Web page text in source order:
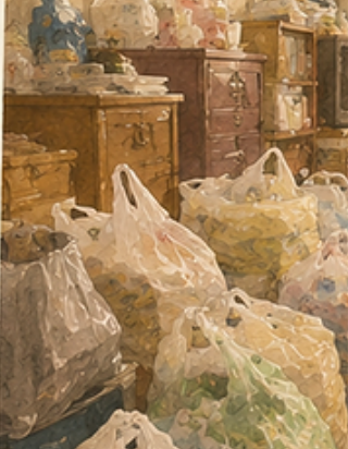
けは“終活”の第一歩」 ～いつまでも自宅で暮らすための
環境づくり～ です🏠✨ 「終活」と聞くと、 ☑️ 物を減らす
こと ☑️ 不用品を処分すること ☑️ 遺言や相続の準備をす
と ☑️ 人生の最期に向けた準備をすること そんなイメー
持たれる方も多いかもしれません。 でも、私はこれまで
齢者の方々の引越しや片付け、そうじ、家財整理など、
2,000件の住環境改善に携わる中で、 「終活は、人生を終
えるための準備ではなく、これからをより良く暮らすた
の準備」 でもあると感じています。 「できることなら、
つまでも自宅で暮らしたい」 そう願っていても、年齢を
ねると、これまで何気なく暮らしていた住まいの中に、
まざまな課題が出